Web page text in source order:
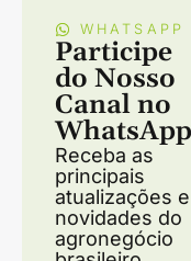
WHATSAPP
Participe
do Nosso
Canal no
WhatsApp
Receba as
principais
atualizações e
novidades do
agronegócio